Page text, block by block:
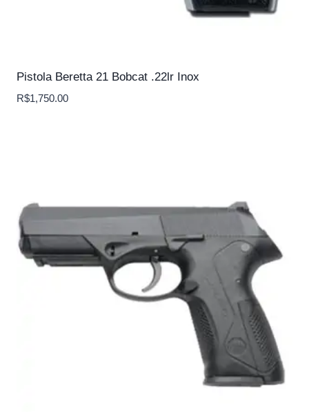
Pistola Beretta 21 Bobcat .22lr Inox
R$1,750.00